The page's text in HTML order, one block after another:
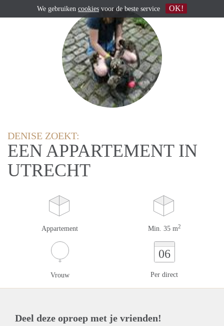
DENISE ZOEKT:
EEN APPARTEMENT IN
UTRECHT
Appartement Min. 35 m2
Vrouw
06
Per direct
Deel deze oproep met je vrienden!
We gebruiken cookies voor de beste service OK!